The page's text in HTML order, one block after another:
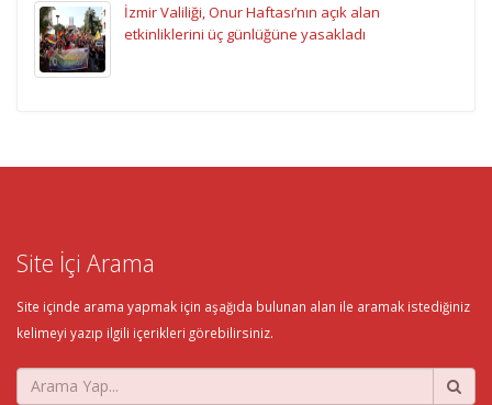
İzmir Valiliği, Onur Haftası’nın açık alan
etkinliklerini üç günlüğüne yasakladı
Site İçi Arama
Site içinde arama yapmak için aşağıda bulunan alan ile aramak istediğiniz
kelimeyi yazıp ilgili içerikleri görebilirsiniz.